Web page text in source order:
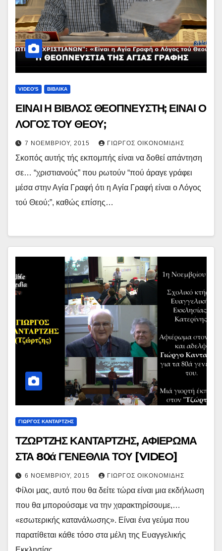
VIDEO'S ΒΙΒΛΙΚΑ
ΕΙΝΑΙ Η ΒΙΒΛΟΣ ΘΕΟΠΝΕΥΣΤΗ; ΕΙΝΑΙ Ο
ΛΟΓΟΣ ΤΟΥ ΘΕΟΥ;
7 ΝΟΕΜΒΡΊΟΥ, 2015 ΓΙΏΡΓΟΣ ΟΙΚΟΝΟΜΊΔΗΣ
Σκοπός αυτής τής εκπομπής είναι να δοθεί απάντηση
σε… “χριστιανούς” που ρωτούν “πού άραγε γράφει
μέσα στην Αγία Γραφή ότι η Αγία Γραφή είναι ο Λόγος
τού Θεού;”, καθώς επίσης…
ΓΙΏΡΓΟΣ ΚΑΝΤΑΡΤΖΉΣ
ΤΖΩΡΤΖΗΣ ΚΑΝΤΑΡΤΖΗΣ, ΑΦΙΕΡΩΜΑ
ΣΤΑ 80ά ΓΕΝΕΘΛΙΑ ΤΟΥ [VIDEO]
6 ΝΟΕΜΒΡΊΟΥ, 2015 ΓΙΏΡΓΟΣ ΟΙΚΟΝΟΜΊΔΗΣ
Φίλοι μας, αυτό που θα δείτε τώρα είναι μια εκδήλωση
που θα μπορούσαμε να την χαρακτηρίσουμε,…
«εσωτερικής κατανάλωσης». Είναι ένα γεύμα που
παρατίθεται κάθε τόσο στα μέλη της Ευαγγελικής